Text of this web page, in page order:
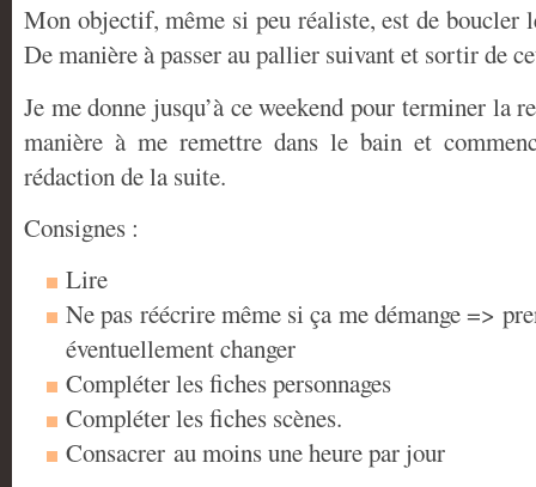
Mon objectif, même si peu réaliste, est de boucler
De manière à passer au pallier suivant et sortir de
Je me donne jusqu’à ce weekend pour terminer la
manière à me remettre dans le bain et
rédaction de la suite.
Consignes :
Lire
Ne pas réécrire même si ça me démange =>
éventuellement changer
Compléter les fiches personnages
Compléter les fiches scènes.
Consacrer au moins une heure par jour